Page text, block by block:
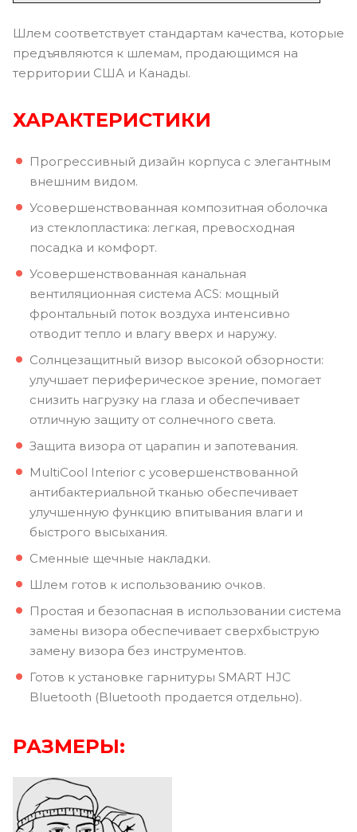
Шлем соответствует стандартам качества, которые
предъявляются к шлемам, продающимся на
территории США и Канады.
ХАРАКТЕРИСТИКИ
Прогрессивный дизайн корпуса с элегантным
внешним видом.
Усовершенствованная композитная оболочка
из стеклопластика: легкая, превосходная
посадка и комфорт.
Усовершенствованная канальная
вентиляционная система ACS: мощный
фронтальный поток воздуха интенсивно
отводит тепло и влагу вверх и наружу.
Солнцезащитный визор высокой обзорности:
улучшает периферическое зрение, помогает
снизить нагрузку на глаза и обеспечивает
отличную защиту от солнечного света.
Защита визора от царапин и запотевания.
MultiCool Interior с усовершенствованной
антибактериальной тканью обеспечивает
улучшенную функцию впитывания влаги и
быстрого высыхания.
Сменные щечные накладки.
Шлем готов к использованию очков.
Простая и безопасная в использовании система
замены визора обеспечивает сверхбыструю
замену визора без инструментов.
Готов к установке гарнитуры SMART HJC
Bluetooth (Bluetooth продается отдельно).
РАЗМЕРЫ: